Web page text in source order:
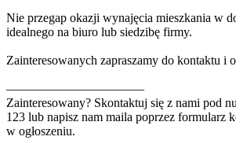
Nie przegap okazji wynajęcia mieszkania w
idealnego na biuro lub siedzibę firmy.
Zainteresowanych zapraszamy do kontaktu i
———————————
Zainteresowany? Skontaktuj się z nami pod
123 lub napisz nam maila poprzez formularz
w ogłoszeniu.